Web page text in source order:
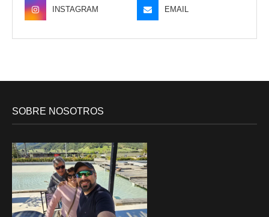
INSTAGRAM EMAIL
SOBRE NOSOTROS